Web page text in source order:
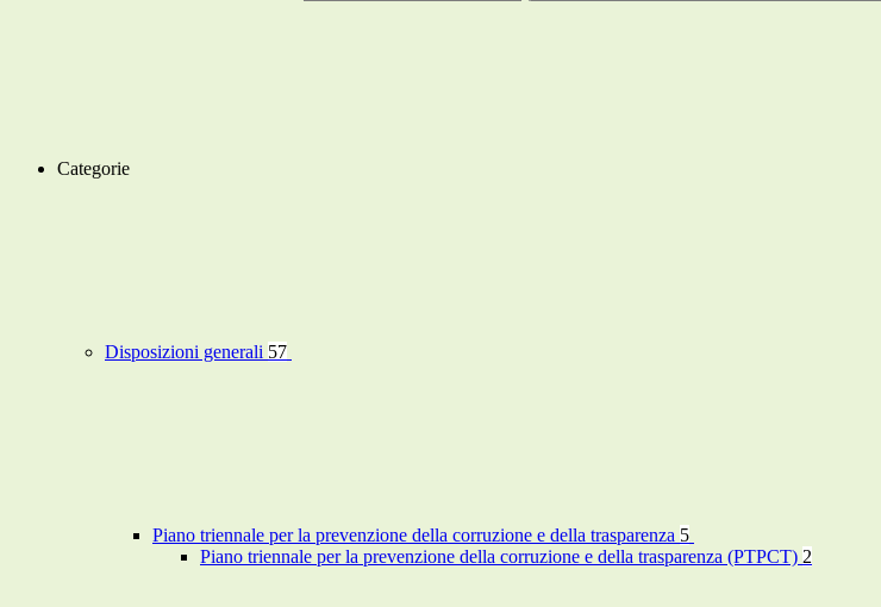
Categorie
Disposizioni generali 57
Piano triennale per la prevenzione della corruzione e della trasparenza 5
Piano triennale per la prevenzione della corruzione e della trasparenza (PTPCT) 2